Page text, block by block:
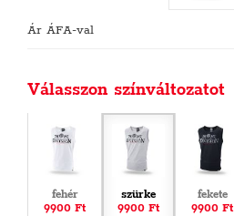
Ár ÁFA-val
Válasszon színváltozatot
fehér
9900 Ft
szürke
9900 Ft
fekete
9900 Ft